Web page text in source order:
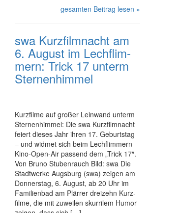
gesamten Beitrag lesen »
swa Kurz­film­nacht am
6. August im Lech­flim­
mern: Trick 17 unterm
Sternen­himmel
Kurz­filme auf großer Leinwand unterm
Sternenhimmel: Die swa Kurz­film­nacht
feiert dieses Jahr ihren 17. Geburtstag
– und widmet sich beim Lech­flim­mern
Kino-Open-Air passend dem „Trick 17″.
Von Bruno Stubenrauch Bild: swa Die
Stadt­wer­ke Augsburg (swa) zeigen am
Donnerstag, 6. August, ab 20 Uhr im
Familienbad am Plärrer dreizehn Kurz­
filme, die mit zuweilen skurrilem Humor